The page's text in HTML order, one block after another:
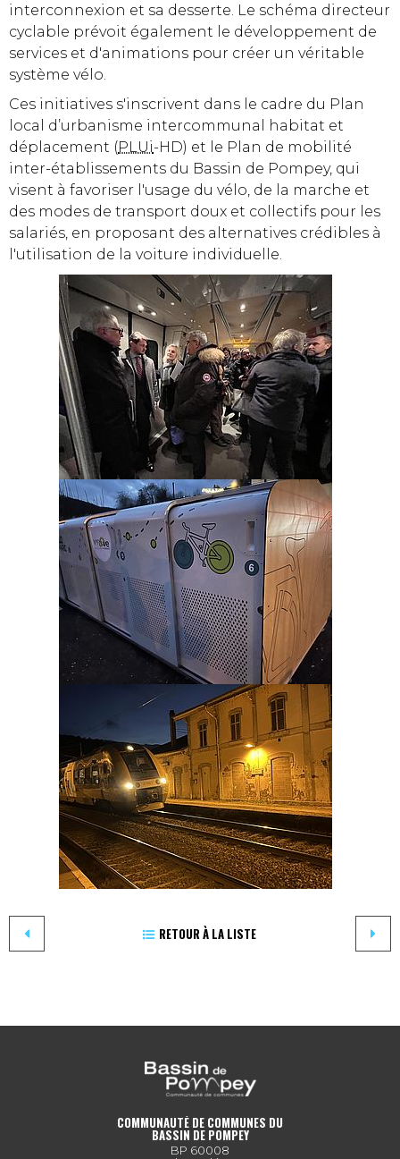
interconnexion et sa desserte. Le schéma directeur
cyclable prévoit également le développement de
services et d'animations pour créer un véritable
système vélo.
Ces initiatives s'inscrivent dans le cadre du Plan
local d’urbanisme intercommunal habitat et
déplacement (PLUi-HD) et le Plan de mobilité
inter-établissements du Bassin de Pompey, qui
visent à favoriser l'usage du vélo, de la marche et
des modes de transport doux et collectifs pour les
salariés, en proposant des alternatives crédibles à
l'utilisation de la voiture individuelle.
RETOUR À LA LISTE
COMMUNAUTÉ DE COMMUNES DU
BASSIN DE POMPEY
BP 60008